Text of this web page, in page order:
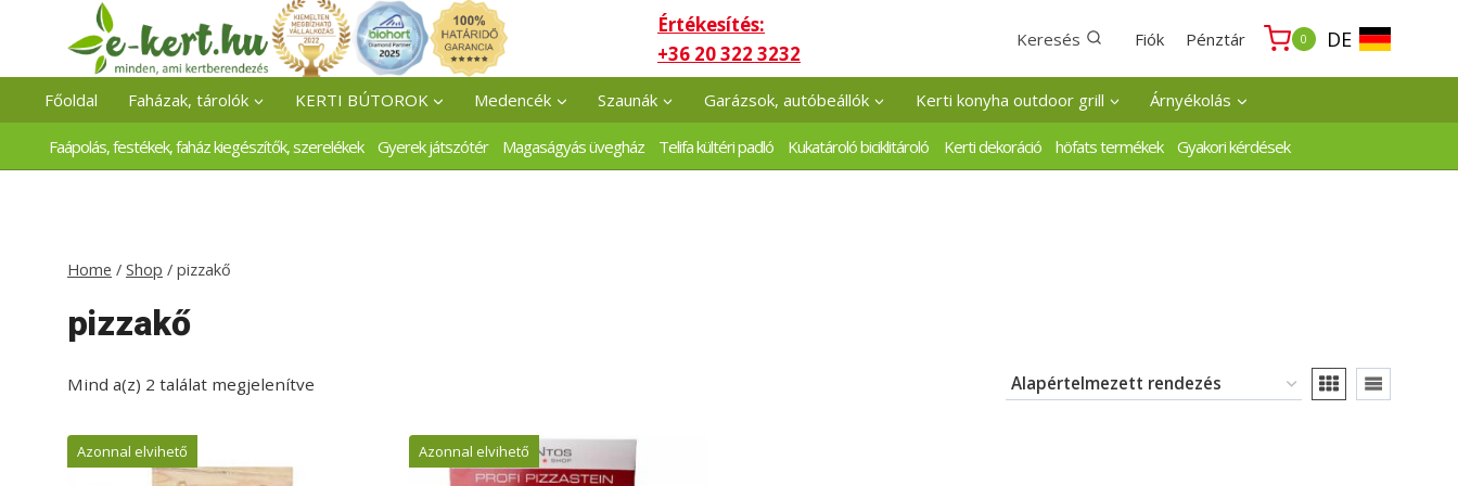
content
Értékesítés:
+36 20 322 3232
Keresés Fiók Pénztár 0 DE
Főoldal Faházak, tárolók KERTI BÚTOROK Medencék Szaunák Garázsok, autóbeállók Kerti konyha outdoor grill Árnyékolás
Faápolás, festékek, faház kiegészítők, szerelékek Gyerek játszótér Magaságyás üvegház Telifa kültéri padló Kukatároló biciklitároló Kerti dekoráció höfats termékek Gyakori kérdések
Home / Shop / pizzakő
pizzakő
Mind a(z) 2 találat megjelenítve
Azonnal elvihető Azonnal elvihető